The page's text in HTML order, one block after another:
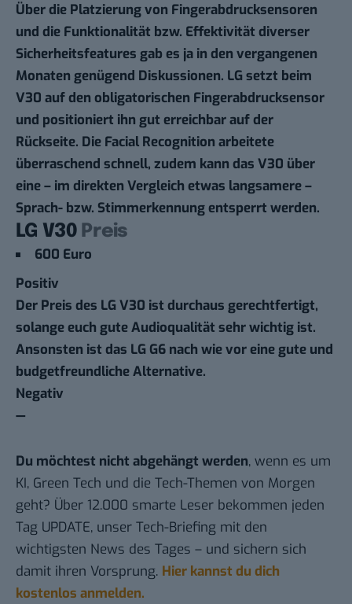
Über die Platzierung von Fingerabdrucksensoren
und die Funktionalität bzw. Effektivität diverser
Sicherheitsfeatures gab es ja in den vergangenen
Monaten genügend Diskussionen. LG setzt beim
V30 auf den obligatorischen Fingerabdrucksensor
und positioniert ihn gut erreichbar auf der
Rückseite. Die Facial Recognition arbeitete
überraschend schnell, zudem kann das V30 über
eine – im direkten Vergleich etwas langsamere –
Sprach- bzw. Stimmerkennung entsperrt werden.
LG V30 Preis
600 Euro
Positiv
Der Preis des LG V30 ist durchaus gerechtfertigt,
solange euch gute Audioqualität sehr wichtig ist.
Ansonsten ist das LG G6 nach wie vor eine gute und
budgetfreundliche Alternative.
Negativ
—
Du möchtest nicht abgehängt werden, wenn es um
KI, Green Tech und die Tech-Themen von Morgen
geht? Über 12.000 smarte Leser bekommen jeden
Tag UPDATE, unser Tech-Briefing mit den
wichtigsten News des Tages – und sichern sich
damit ihren Vorsprung. Hier kannst du dich
kostenlos anmelden.